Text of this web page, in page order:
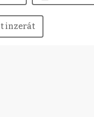
inzerát